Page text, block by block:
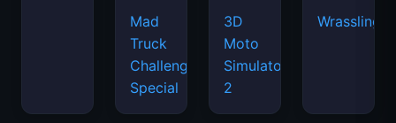
Mad
Truck
Challenge
Special
3D
Moto
Simulator
2
Wrassling